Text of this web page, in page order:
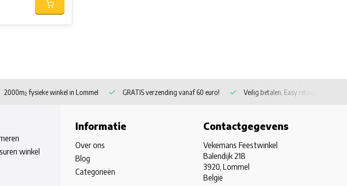
2000m² fysieke winkel in Lommel GRATIS verzending vanaf 60 euro! Veilig betalen, Easy retour
winkel
Informatie
Over ons
Blog
Categorieën
Contactgegevens
Vekemans Feestwinkel
Balendijk 218
3920, Lommel
België